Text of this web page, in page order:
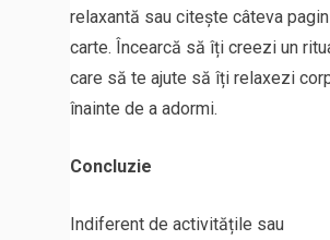
relaxantă sau citește câteva
carte. Încearcă să îți creezi un
care să te ajute să îți relaxezi
înainte de a adormi.
Concluzie
Indiferent de activitățile sau